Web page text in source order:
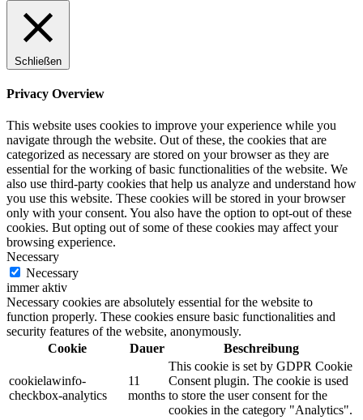
Schließen
Privacy Overview
This website uses cookies to improve your experience while you
navigate through the website. Out of these, the cookies that are
categorized as necessary are stored on your browser as they are
essential for the working of basic functionalities of the website. We
also use third-party cookies that help us analyze and understand how
you use this website. These cookies will be stored in your browser
only with your consent. You also have the option to opt-out of these
cookies. But opting out of some of these cookies may affect your
browsing experience.
Necessary
Necessary
immer aktiv
Necessary cookies are absolutely essential for the website to
function properly. These cookies ensure basic functionalities and
security features of the website, anonymously.
Cookie
Dauer Beschreibung
cookielawinfo-
checkbox-analytics
11
months
This cookie is set by GDPR Cookie
Consent plugin. The cookie is used
to store the user consent for the
cookies in the category "Analytics".